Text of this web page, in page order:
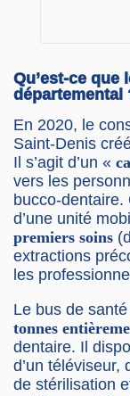
Qu’est-ce que
départemental
En 2020, le
Saint-Denis
Il s’agit d’un «
vers les
bucco-dentaire.
d’une unité
premiers soins
extractions
les
Le bus de
tonnes
dentaire. Il
d’un téléviseur,
de stérilisation